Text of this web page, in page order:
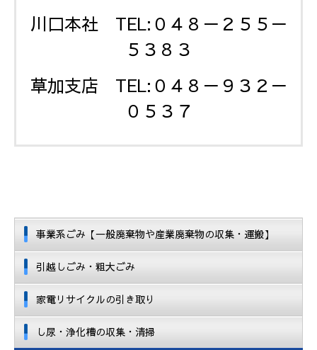
川口本社 TEL:０４８－２５５－
５３８３
草加支店 TEL: ０４８－９３２ －
０５３７
事業系ごみ【一般廃棄物や産業廃棄物の収集・運搬】
引越しごみ・粗大ごみ
家電リサイクルの引き取り
し尿・浄化槽の収集・清掃